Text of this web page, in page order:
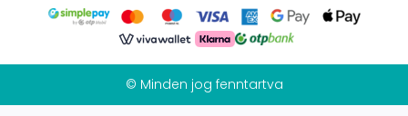
© Minden jog fenntartva